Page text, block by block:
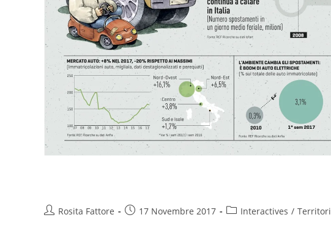
Rosita Fattore 17 Novembre 2017 Interactives / Territori